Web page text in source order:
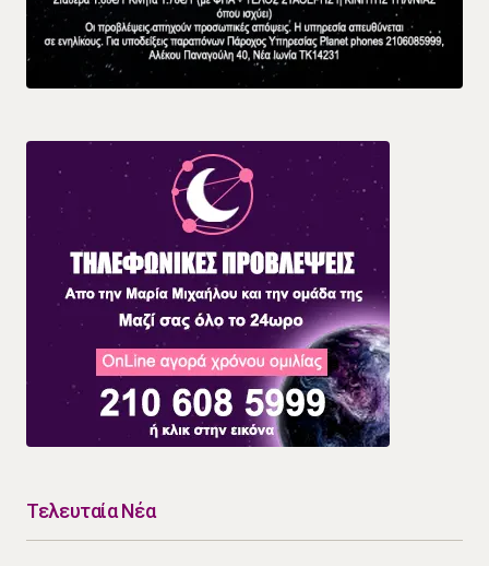
Τελευταία Νέα